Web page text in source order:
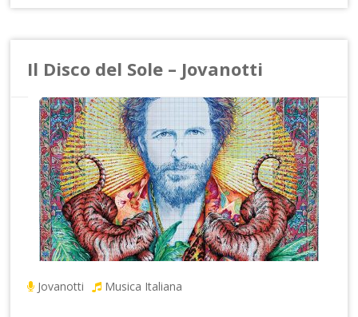
Il Disco del Sole – Jovanotti
Jovanotti Musica Italiana